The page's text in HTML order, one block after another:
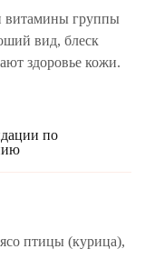
витамины группы
вид, блеск
здоровье кожи.
по
птицы (курица),